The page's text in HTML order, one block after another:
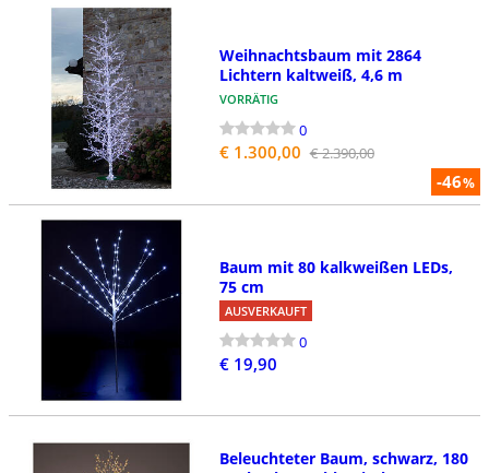
-46%
Weihnachtsbaum mit 2864
Lichtern kaltweiß, 4,6 m
VORRÄTIG
0
€ 1.300,00 € 2.390,00
Baum mit 80 kalkweißen LEDs,
75 cm
AUSVERKAUFT
0
€ 19,90
Beleuchteter Baum, schwarz, 180